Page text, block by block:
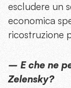
escludere un
economica
ricostruzione
– E che ne
Zelensky?